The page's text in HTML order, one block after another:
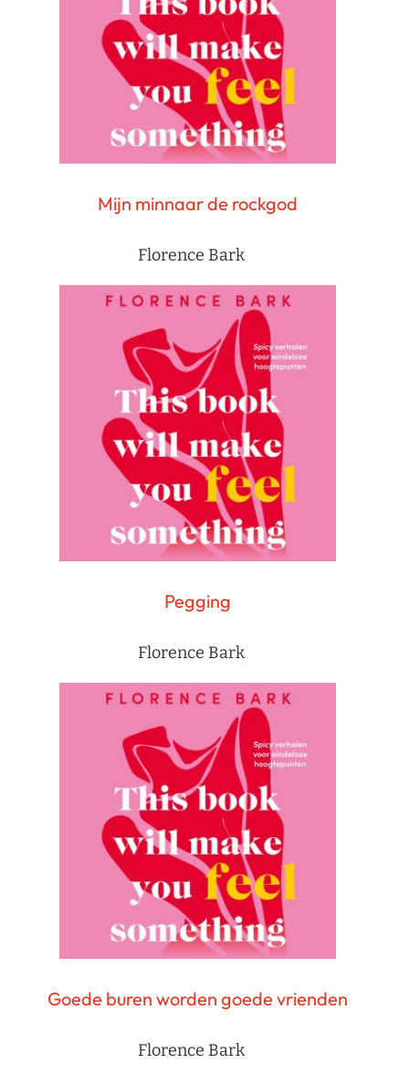
Mijn minnaar de rockgod
Florence Bark
Pegging
Florence Bark
Goede buren worden goede vrienden
Florence Bark